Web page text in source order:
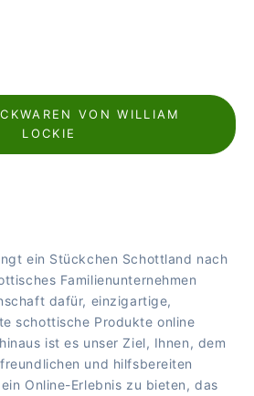
VON WILLIAM
LOCKIE
ein Stückchen Schottland nach
Familienunternehmen
dafür, einzigartige,
schottische Produkte online
ist es unser Ziel, Ihnen, dem
und hilfsbereiten
Online-Erlebnis zu bieten, das